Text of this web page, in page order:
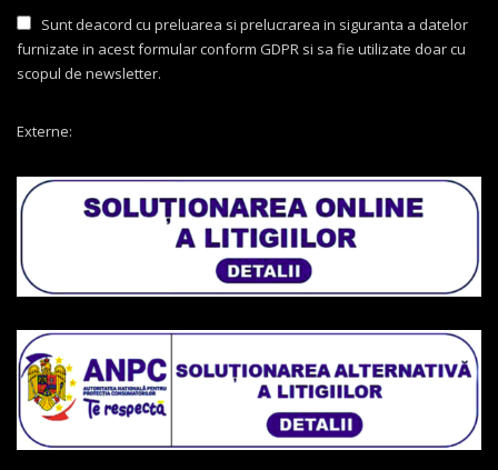
Sunt deacord cu preluarea si prelucrarea in siguranta a datelor
furnizate in acest formular conform GDPR si sa fie utilizate doar cu
scopul de newsletter.
Externe: